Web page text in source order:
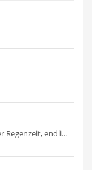
Regenzeit, endli...